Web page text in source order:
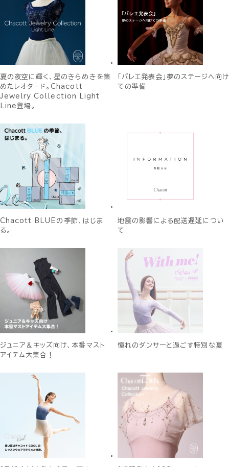
夏の夜空に輝く、星のきらめきを集
めたレオタード。Chacott
Jewelry Collection Light
Line登場。
「バレエ発表会」夢のステージへ向け
ての準備
Chacott BLUEの季節、はじま
る。
地震の影響による配送遅延につい
て
ジュニア＆キッズ向け、本番マスト
アイテム大集合！
憧れのダンサーと過ごす特別な夏